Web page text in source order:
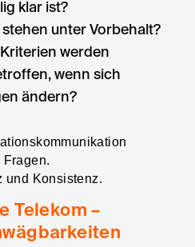
klar ist?
unter Vorbehalt?
werden
wenn sich
ändern?
Fragen.
und Konsistenz.
Telekom –